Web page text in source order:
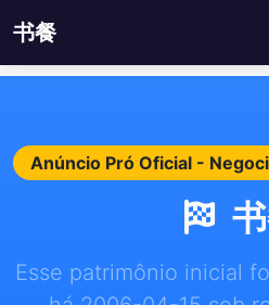
书餐
Anúncio Pró Oficial -
Esse patrimônio inicial